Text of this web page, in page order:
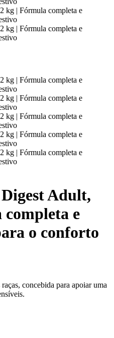
Adult,
e
o conforto
concebida para apoiar uma